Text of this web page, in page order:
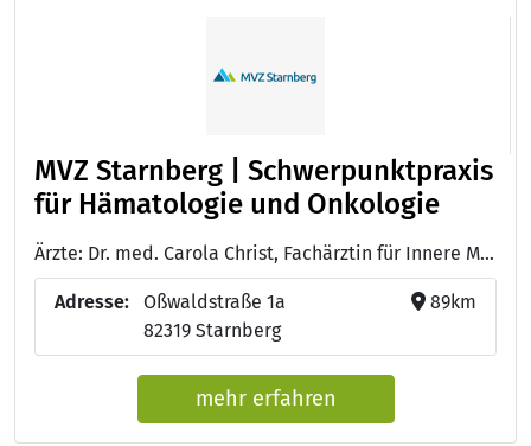
MVZ Starnberg | Schwerpunktpraxis
für Hämatologie und Onkologie
Ärzte: Dr. med. Carola Christ, Fachärztin für Innere Medizin, Hämatologie und Onkologie
Adresse:
Oßwaldstraße 1a
82319 Starnberg
89km
mehr erfahren